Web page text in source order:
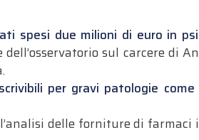
spesi due milioni di euro in
sul carcere di
per gravi patologie
delle forniture di